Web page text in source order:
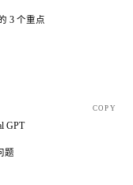
3 个重点
GPT
题
COPY